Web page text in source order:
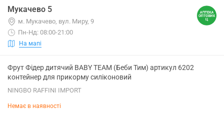
Мукачево 5
м. Мукачево, вул. Миру, 9
Пн-Нд: 08:00-21:00
На мапі
Фрут Фідер дитячий BABY TEAM (Беби Тим) артикул 6202
контейнер для прикорму силіконовий
NINGBO RAFFINI IMPORT
Немає в наявності